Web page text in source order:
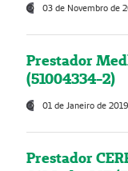
03 de Novembro de
Prestador
(51004334-2)
01 de Janeiro de 2019
Prestador